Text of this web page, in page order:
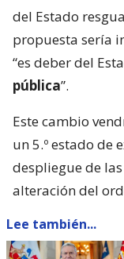
del Estado
propuesta sería
“es deber del
pública”.
Este cambio
un 5.º estado de
despliegue de
alteración del
Lee también...